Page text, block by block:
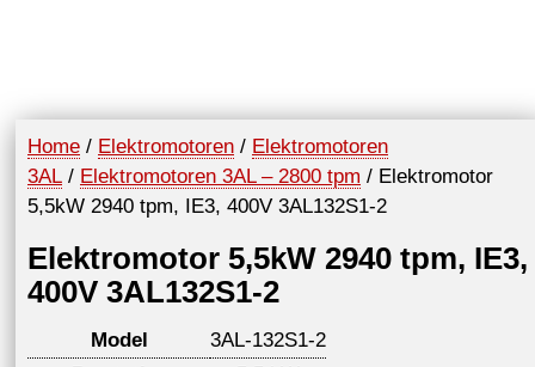
Home / Elektromotoren / Elektromotoren
3AL / Elektromotoren 3AL – 2800 tpm / Elektromotor
5,5kW 2940 tpm, IE3, 400V 3AL132S1-2
Elektromotor 5,5kW 2940 tpm, IE3,
400V 3AL132S1-2
Model
3AL-132S1-2